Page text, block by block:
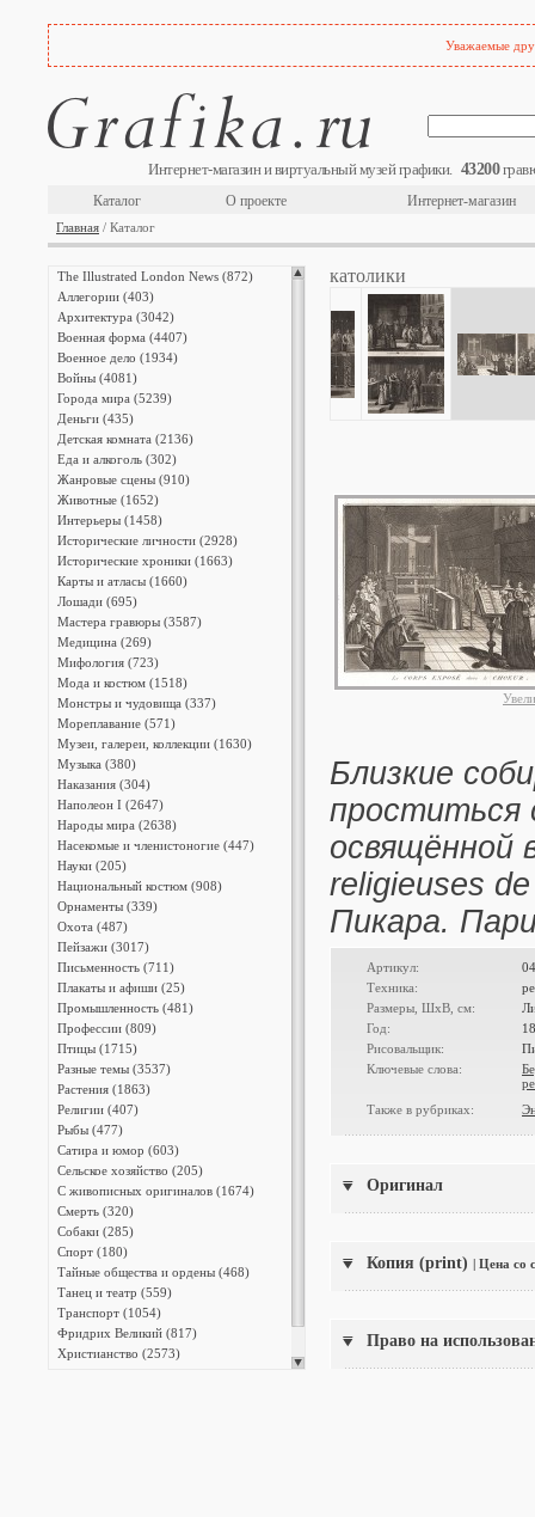
Уважаемые
Интернет-магазин и виртуальный музей графики. 43200
Каталог О проекте Интернет-магазин
Главная / Каталог
The Illustrated London News (872)
Аллегории (403)
Архитектура (3042)
Военная форма (4407)
Военное дело (1934)
Войны (4081)
Города мира (5239)
Деньги (435)
Детская комната (2136)
Еда и алкоголь (302)
Жанровые сцены (910)
Животные (1652)
Интерьеры (1458)
Исторические личности (2928)
Исторические хроники (1663)
Карты и атласы (1660)
Лошади (695)
Мастера гравюры (3587)
Медицина (269)
Мифология (723)
Мода и костюм (1518)
Монстры и чудовища (337)
Мореплавание (571)
Музеи, галереи, коллекции (1630)
Музыка (380)
Наказания (304)
Наполеон I (2647)
Народы мира (2638)
Насекомые и членистоногие (447)
Науки (205)
Национальный костюм (908)
Орнаменты (339)
Охота (487)
Пейзажи (3017)
Письменность (711)
Плакаты и афиши (25)
Промышленность (481)
Профессии (809)
Птицы (1715)
Разные темы (3537)
Растения (1863)
Религии (407)
Рыбы (477)
Сатира и юмор (603)
Сельское хозяйство (205)
С живописных оригиналов (1674)
Смерть (320)
Собаки (285)
Спорт (180)
Тайные общества и ордены (468)
Танец и театр (559)
Транспорт (1054)
Фридрих Великий (817)
Христианство (2573)
католики
Близкие
проститься
освящённой
religieuses
Пикара.
Артикул:
Техника:
Размеры, ШxВ, см:
Год:
Рисовальщик:
Ключевые слова:
Также в рубриках:
Оригинал
Копия (print) | Цена со
Право на